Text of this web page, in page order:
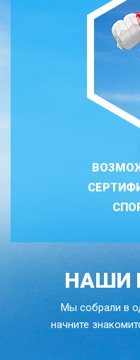
НАШИ
Мы собрали в
начните